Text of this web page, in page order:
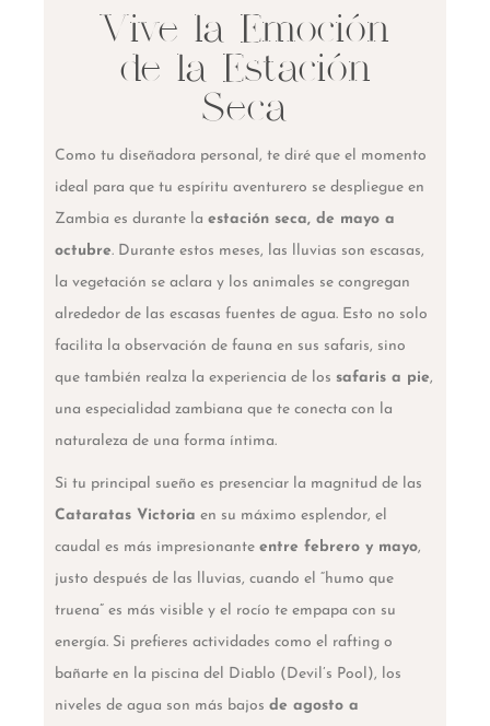
Vive la Emoción
de la Estación
Seca
Como tu diseñadora personal, te diré que el momento
ideal para que tu espíritu aventurero se despliegue en
Zambia es durante laestación seca, de mayo a
octubre. Durante estos meses, las lluvias son escasas,
la vegetación se aclara y los animales se congregan
alrededor de las escasas fuentes de agua. Esto no solo
facilita la observación de fauna en sus safaris, sino
que también realza la experiencia de los safaris a pie,
una especialidad zambiana que te conecta con la
naturaleza de una forma íntima.
Si tu principal sueño es presenciar la magnitud de las
Cataratas Victoria en su máximo esplendor, el
caudal es más impresionanteentre febrero y mayo,
justo después de las lluvias, cuando el “humo que
truena” es más visible y el rocío te empapa con su
energía. Si prefieres actividades como el rafting o
bañarte en la piscina del Diablo (Devil’s Pool), los
niveles de agua son más bajosde agosto a